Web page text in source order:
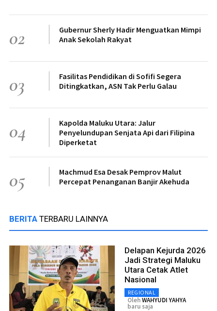
02
Gubernur Sherly Hadir Menguatkan Mimpi
Anak Sekolah Rakyat
03
Fasilitas Pendidikan di Sofifi Segera
Ditingkatkan, ASN Tak Perlu Galau
04
Kapolda Maluku Utara: Jalur
Penyelundupan Senjata Api dari Filipina
Diperketat
05
Machmud Esa Desak Pemprov Malut
Percepat Penanganan Banjir Akehuda
BERITA TERBARU LAINNYA
Delapan Kejurda 2026
Jadi Strategi Maluku
Utara Cetak Atlet
Nasional
REGIONAL
OlehWAHYUDI YAHYA
baru saja